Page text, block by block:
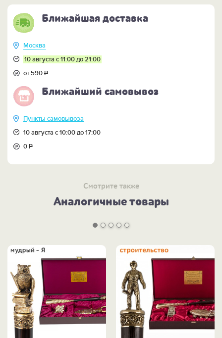
Ближайшая доставка
Москва
10 августа с 11:00 до 21:00
от 590Р
Ближайший самовывоз
Пункты самовывоза
10 августа с 10:00 до 17:00
0Р
Смотрите также
Аналогичные товары